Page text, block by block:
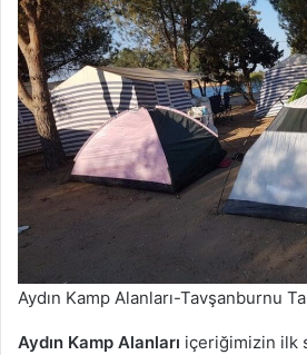
Aydın Kamp Alanları-Tavşanburnu
Aydın Kamp Alanları içeriğimizin ilk